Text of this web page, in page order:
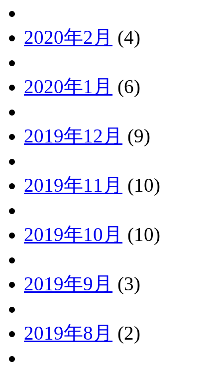
2020年2月 (4)
2020年1月 (6)
2019年12月 (9)
2019年11月 (10)
2019年10月 (10)
2019年9月 (3)
2019年8月 (2)